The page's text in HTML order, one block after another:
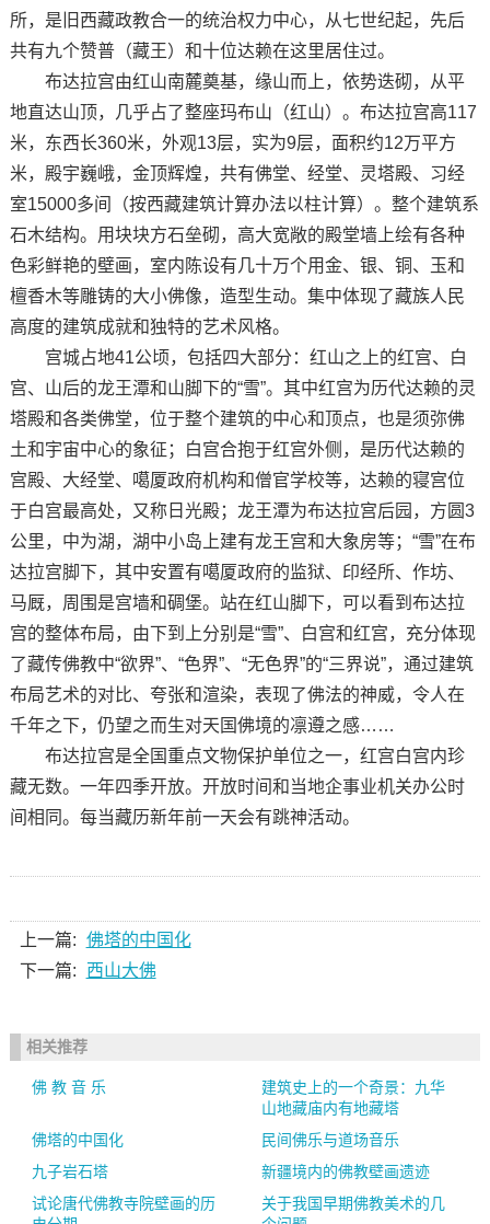
所，是旧西藏政教合一的统治权力中心，从七世纪起，先后
共有九个赞普（藏王）和十位达赖在这里居住过。
布达拉宫由红山南麓奠基，缘山而上，依势迭砌，从平
地直达山顶，几乎占了整座玛布山（红山）。布达拉宫高117
米，东西长360米，外观13层，实为9层，面积约12万平方
米，殿宇巍峨，金顶辉煌，共有佛堂、经堂、灵塔殿、习经
室15000多间（按西藏建筑计算办法以柱计算）。整个建筑系
石木结构。用块块方石垒砌，高大宽敞的殿堂墙上绘有各种
色彩鲜艳的壁画，室内陈设有几十万个用金、银、铜、玉和
檀香木等雕铸的大小佛像，造型生动。集中体现了藏族人民
高度的建筑成就和独特的艺术风格。
宫城占地41公顷，包括四大部分：红山之上的红宫、白
宫、山后的龙王潭和山脚下的“雪”。其中红宫为历代达赖的灵
塔殿和各类佛堂，位于整个建筑的中心和顶点，也是须弥佛
土和宇宙中心的象征；白宫合抱于红宫外侧，是历代达赖的
宫殿、大经堂、噶厦政府机构和僧官学校等，达赖的寝宫位
于白宫最高处，又称日光殿；龙王潭为布达拉宫后园，方圆3
公里，中为湖，湖中小岛上建有龙王宫和大象房等；“雪”在布
达拉宫脚下，其中安置有噶厦政府的监狱、印经所、作坊、
马厩，周围是宫墙和碉堡。站在红山脚下，可以看到布达拉
宫的整体布局，由下到上分别是“雪”、白宫和红宫，充分体现
了藏传佛教中“欲界”、“色界”、“无色界”的“三界说”，通过建筑
布局艺术的对比、夸张和渲染，表现了佛法的神威，令人在
千年之下，仍望之而生对天国佛境的凛遵之感……
布达拉宫是全国重点文物保护单位之一，红宫白宫内珍
藏无数。一年四季开放。开放时间和当地企事业机关办公时
间相同。每当藏历新年前一天会有跳神活动。
上一篇: 佛塔的中国化
下一篇:
西山大佛
相关推荐
佛 教 音 乐
建筑史上的一个奇景：九华
山地藏庙内有地藏塔
佛塔的中国化
民间佛乐与道场音乐
九子岩石塔
新疆境内的佛教壁画遗迹
试论唐代佛教寺院壁画的历
关于我国早期佛教美术的几